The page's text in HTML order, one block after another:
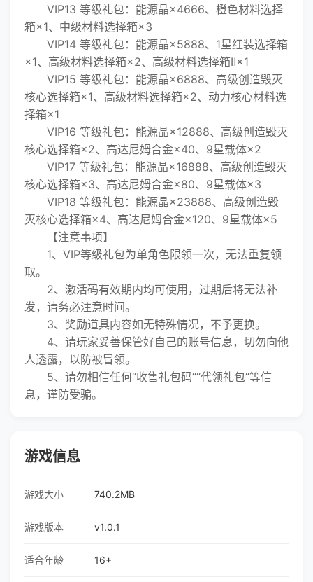
VIP13 等级礼包：能源晶×4666、橙色材料选择
箱×1、中级材料选择箱×3
VIP14 等级礼包：能源晶×5888、1星红装选择箱
×1、高级材料选择箱×2、高级材料选择箱Ⅱ×1
VIP15 等级礼包：能源晶×6888、高级创造毁灭
核心选择箱×1、高级材料选择箱×2、动力核心材料选
择箱×1
VIP16 等级礼包：能源晶×12888、高级创造毁灭
核心选择箱×2、高达尼姆合金×40、9星载体×2
VIP17 等级礼包：能源晶×16888、高级创造毁灭
核心选择箱×3、高达尼姆合金×80、9星载体×3
VIP18 等级礼包：能源晶×23888、高级创造毁
灭核心选择箱×4、高达尼姆合金×120、9星载体×5
【注意事项】
1、VIP等级礼包为单角色限领一次，无法重复领
取。
2、激活码有效期内均可使用，过期后将无法补
发，请务必注意时间。
3、奖励道具内容如无特殊情况，不予更换。
4、请玩家妥善保管好自己的账号信息，切勿向他
人透露，以防被冒领。
5、请勿相信任何“收售礼包码”“代领礼包”等信
息，谨防受骗。
游戏信息
游戏大小 740.2MB
游戏版本 v1.0.1
适合年龄 16+